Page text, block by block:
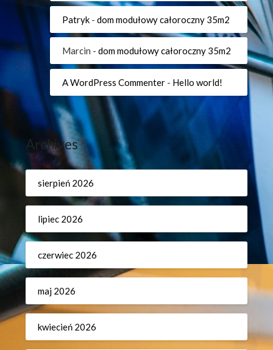
Patryk -dom modułowy całoroczny 35m2
Marcin -dom modułowy całoroczny 35m2
A WordPress Commenter - Hello world!
Archives
sierpień 2026
lipiec 2026
czerwiec 2026
maj 2026
kwiecień 2026